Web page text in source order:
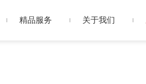
精品服务 关于我们